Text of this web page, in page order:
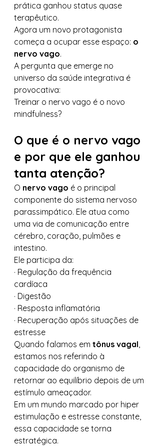
prática ganhou status quase
terapêutico.
Agora um novo protagonista
começa a ocupar esse espaço: o
nervo vago.
A pergunta que emerge no
universo da saúde integrativa é
provocativa:
Treinar o nervo vago é o novo
mindfulness?
O que é o nervo vago
e por que ele ganhou
tanta atenção?
O nervo vago é o principal
componente do sistema nervoso
parassimpático. Ele atua como
uma via de comunicação entre
cérebro, coração, pulmões e
intestino.
Ele participa da:
· Regulação da frequência
cardíaca
· Digestão
· Resposta inflamatória
· Recuperação após situações de
estresse
Quando falamos em tônus vagal,
estamos nos referindo à
capacidade do organismo de
retornar ao equilíbrio depois de um
estímulo ameaçador.
Em um mundo marcado por hiper
estimulação e estresse constante,
essa capacidade se torna
estratégica.